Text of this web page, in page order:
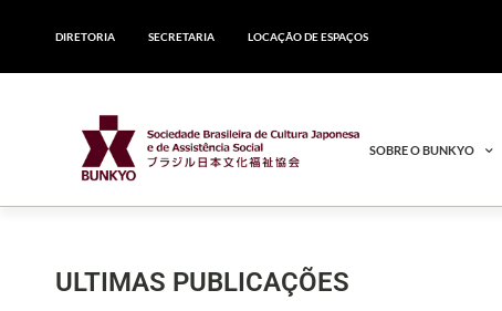
DIRETORIA SECRETARIA LOCAÇÃO DE ESPAÇOS
SOBRE O BUNKYO
ULTIMAS PUBLICAÇÕES